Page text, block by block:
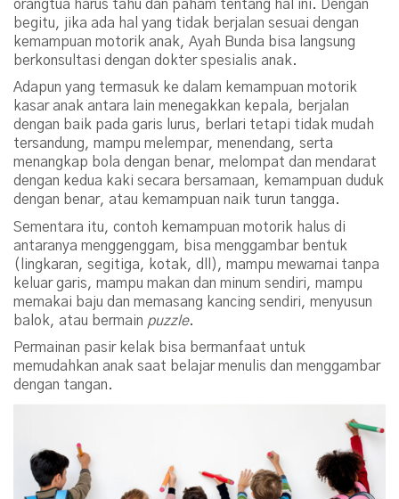
orangtua harus tahu dan paham tentang hal ini. Dengan
begitu, jika ada hal yang tidak berjalan sesuai dengan
kemampuan motorik anak, Ayah Bunda bisa langsung
berkonsultasi dengan dokter spesialis anak.
Adapun yang termasuk ke dalam kemampuan motorik
kasar anak antara lain menegakkan kepala, berjalan
dengan baik pada garis lurus, berlari tetapi tidak mudah
tersandung, mampu melempar, menendang, serta
menangkap bola dengan benar, melompat dan mendarat
dengan kedua kaki secara bersamaan, kemampuan duduk
dengan benar, atau kemampuan naik turun tangga.
Sementara itu, contoh kemampuan motorik halus di
antaranya menggenggam, bisa menggambar bentuk
(lingkaran, segitiga, kotak, dll), mampu mewarnai tanpa
keluar garis, mampu makan dan minum sendiri, mampu
memakai baju dan memasang kancing sendiri, menyusun
balok, atau bermain puzzle.
Permainan pasir kelak bisa bermanfaat untuk
memudahkan anak saat belajar menulis dan menggambar
dengan tangan.